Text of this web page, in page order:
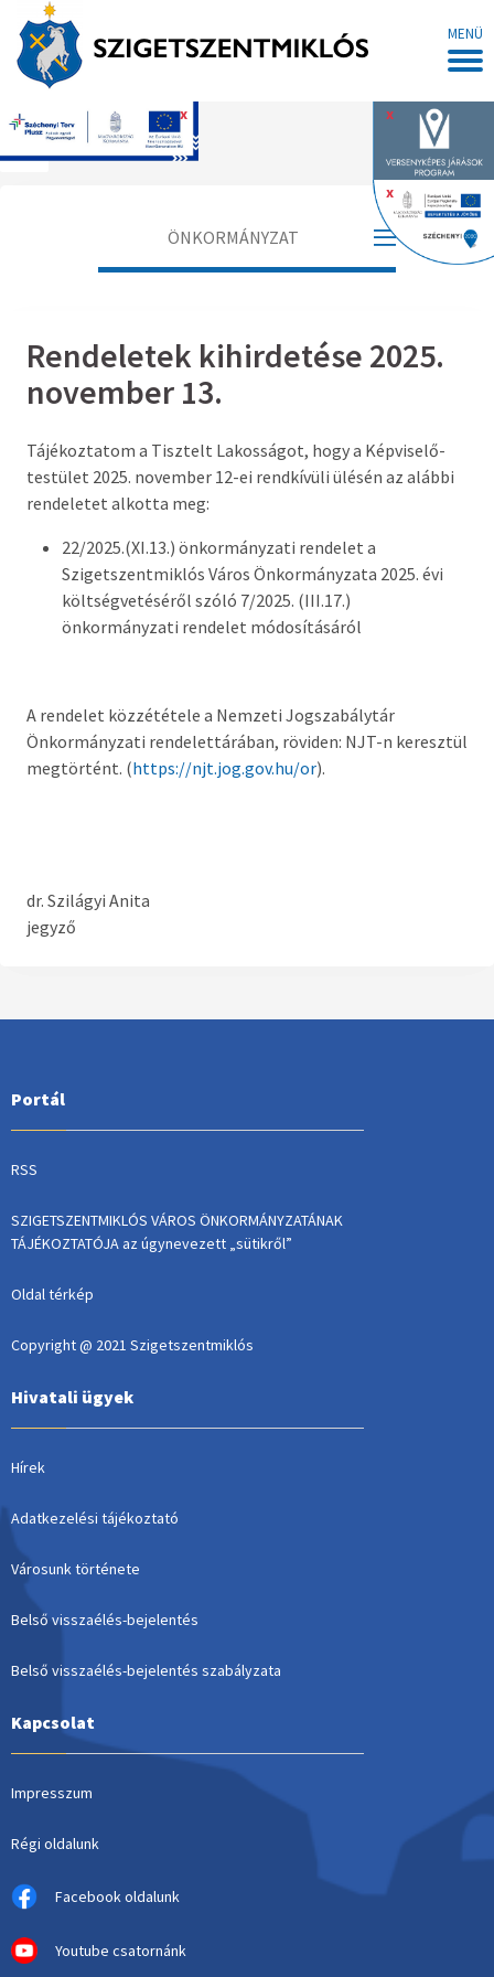
MENÜ
x
x
x
Főoldal
ÖNKORMÁNYZAT
Alpolgármester
Jegyző
Aljegyző
Országgyűlési képviselő
Képviselő-testület tagok és munkatervek
Képviselő-testületi és bizottsági ülések
anyagai
Képviselő-testületi tagok önéletrajzai,
vagyonnyilatkozatok
Nemzetiségi Önkormányzatok
Rendeletek kihirdetése 2025.
november 13.
Tájékoztatom a Tisztelt Lakosságot, hogy a Képviselő-
testület 2025. november 12-ei rendkívüli ülésén az alábbi
rendeletet alkotta meg:
22/2025.(XI.13.) önkormányzati rendelet a
Szigetszentmiklós Város Önkormányzata 2025. évi
költségvetéséről szóló 7/2025. (III.17.)
önkormányzati rendelet módosításáról
A rendelet közzététele a Nemzeti Jogszabálytár
Önkormányzati rendelettárában, röviden: NJT-n keresztül
megtörtént. (https://njt.jog.gov.hu/or).
dr. Szilágyi Anita
jegyző
Portál
RSS
SZIGETSZENTMIKLÓS VÁROS ÖNKORMÁNYZATÁNAK
TÁJÉKOZTATÓJA az úgynevezett „sütikről”
Oldal térkép
Copyright @ 2021 Szigetszentmiklós
Hivatali ügyek
Hírek
Adatkezelési tájékoztató
Városunk története
Belső visszaélés-bejelentés
Belső visszaélés-bejelentés szabályzata
Kapcsolat
Impresszum
Régi oldalunk
Facebook oldalunk
Youtube csatornánk